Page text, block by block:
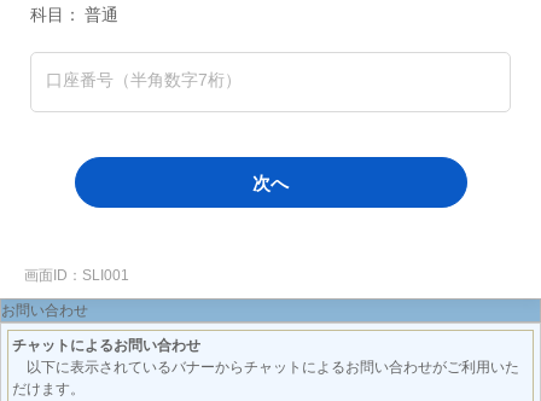
科目： 普通
口座番号（半角数字7桁）
次へ
画面ID：SLI001
お問い合わせ
チャットによるお問い合わせ
以下に表示されているバナーからチャットによるお問い合わせがご利用いた
だけます。